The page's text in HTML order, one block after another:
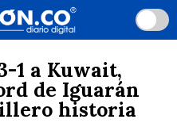
1 a Kuwait,
de Iguarán
historia